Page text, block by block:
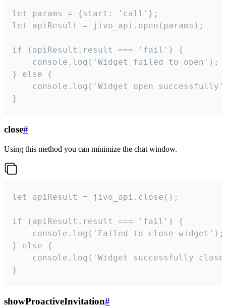
let params = {start: 'call'};
let apiResult = jivo_api.open(params);
if (apiResult.result === 'fail') {
    console.log('Widget failed to open');
} else {
console.log('Widget open
}
close#
Using this method you can minimize the chat window.
let apiResult = jivo_api.close();
if (apiResult.result === 'fail') {
    console.log('Failed to close widget');
} else {
console.log('Widget successfully
}
showProactiveInvitation#